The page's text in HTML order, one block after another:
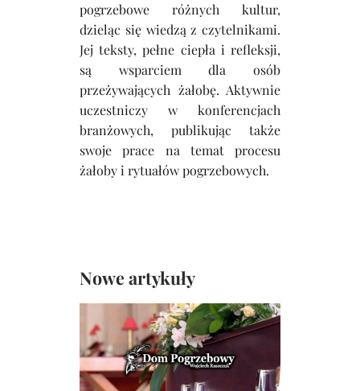
pogrzebowe różnych kultur,
dzieląc się wiedzą z czytelnikami.
Jej teksty, pełne ciepła i refleksji,
są wsparciem dla osób
przeżywających żałobę. Aktywnie
uczestniczy w konferencjach
branżowych, publikując także
swoje prace na temat procesu
żałoby i rytuałów pogrzebowych.
Nowe artykuły